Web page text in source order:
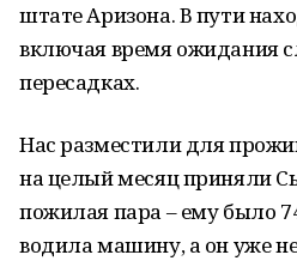
штате Аризона. В пути
включая время ожидания
пересадках.
Нас разместили для
на целый месяц приняли
пожилая пара – ему было
водила машину, а он уже